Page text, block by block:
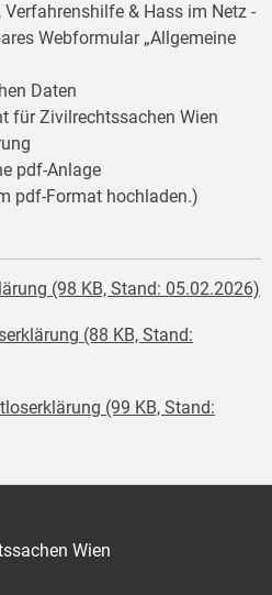
& Hass im Netz -
Webformular „Allgemeine
Daten
für Zivilrechtssachen Wien
pdf-Anlage
pdf-Format hochladen.)
(98 KB, Stand: 05.02.2026)
(88 KB, Stand:
(99 KB, Stand:
Wien